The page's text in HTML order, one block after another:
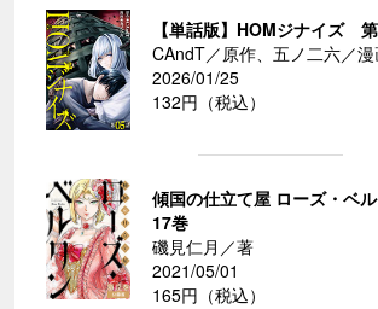
【単話版】HOMジナイズ
CAndT／原作、五ノ二六／
2026/01/25
132円（税込）
傾国の仕立て屋 ローズ・ベ
17巻
磯見仁月／著
2021/05/01
165円（税込）